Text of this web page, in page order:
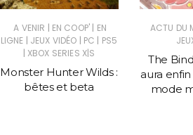
A VENIR | EN COOP' | EN
LIGNE | JEUX VIDÉO | PC | PS5
| XBOX SERIES X|S
Monster Hunter Wilds :
bêtes et beta
ACTU DU
The
aura
mode